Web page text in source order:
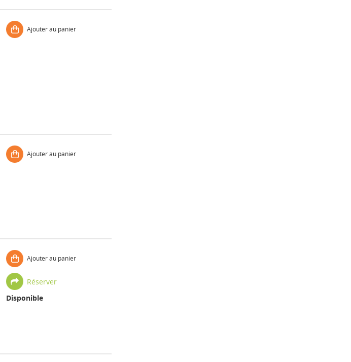
Ajouter au panier
Ajouter au panier
Ajouter au panier
Réserver
Disponible